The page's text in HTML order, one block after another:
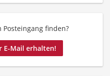
Posteingang finden?
E-Mail erhalten!